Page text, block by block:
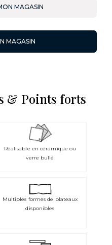
MAGASIN
MAGASIN
& Points forts
Réalisable en céramique ou
verre bullé
Multiples formes de plateaux
disponibles